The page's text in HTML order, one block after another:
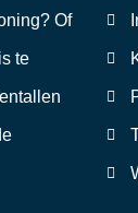
Of
te